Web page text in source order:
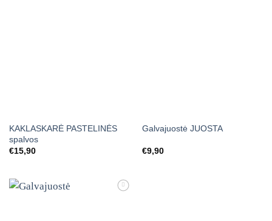
KAKLASKARĖ PASTELINĖS
spalvos
€15,90
Galvajuostė JUOSTA
€9,90